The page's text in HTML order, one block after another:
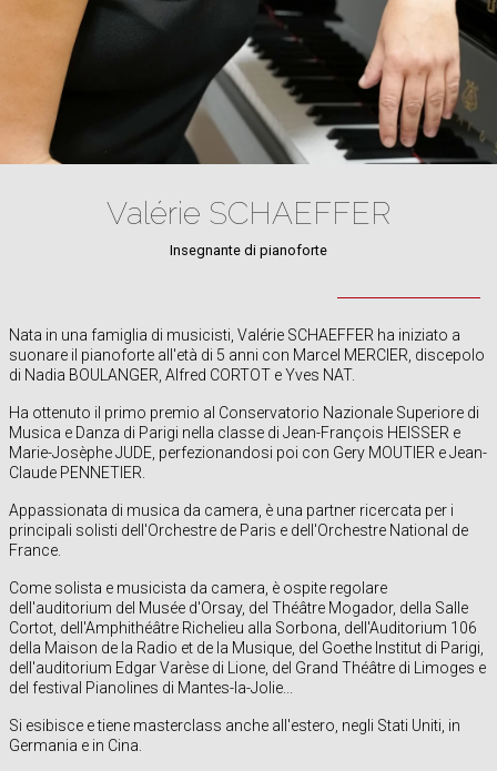
Valérie SCHAEFFER
Insegnante di pianoforte
Nata in una famiglia di musicisti, Valérie SCHAEFFER ha iniziato a
suonare il pianoforte all'età di 5 anni con Marcel MERCIER, discepolo
di Nadia BOULANGER, Alfred CORTOT e Yves NAT.
Ha ottenuto il primo premio al Conservatorio Nazionale Superiore di
Musica e Danza di Parigi nella classe di Jean-François HEISSER e
Marie-Josèphe JUDE, perfezionandosi poi con Gery MOUTIER e Jean-
Claude PENNETIER.
Appassionata di musica da camera, è una partner ricercata per i
principali solisti dell'Orchestre de Paris e dell'Orchestre National de
France.
Come solista e musicista da camera, è ospite regolare
dell'auditorium del Musée d'Orsay, del Théâtre Mogador, della Salle
Cortot, dell'Amphithéâtre Richelieu alla Sorbona, dell'Auditorium 106
della Maison de la Radio et de la Musique, del Goethe Institut di Parigi,
dell'auditorium Edgar Varèse di Lione, del Grand Théâtre di Limoges e
del festival Pianolines di Mantes-la-Jolie...
Si esibisce e tiene masterclass anche all'estero, negli Stati Uniti, in
Germania e in Cina.